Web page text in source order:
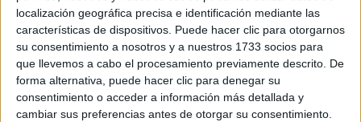
localización geográfica precisa e identificación mediante las
características de dispositivos. Puede hacer clic para otorgarnos
su consentimiento a nosotros y a nuestros 1733 socios para
que llevemos a cabo el procesamiento previamente descrito. De
forma alternativa, puede hacer clic para denegar su
consentimiento o acceder a información más detallada y
cambiar sus preferencias antes de otorgar su consentimiento.
CONOCÉ EL RITUAL
DE BELLEZA FACIAL
PARA DISMINUIR LAS
ARRUGAS